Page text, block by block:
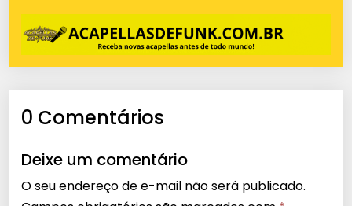
0 Comentários
Deixe um comentário
O seu endereço de e-mail não será publicado.